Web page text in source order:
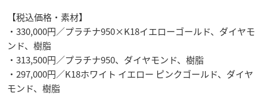
【税込価格・素材】
・330,000円／プラチナ950×K18イエローゴールド、ダイヤモ
ンド、樹脂
・313,500円／プラチナ950、ダイヤモンド、樹脂
・297,000円／K18ホワイト イエロー ピンクゴールド、ダイヤ
モンド、樹脂